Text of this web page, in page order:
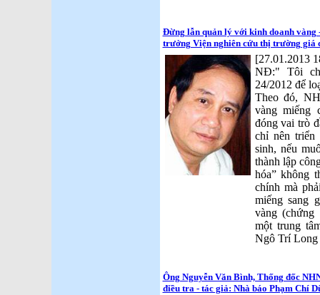
Đừng lẫn quản lý với kinh doanh vàng
trưởng Viện nghiên cứu thị trường giá
[27.01.2013
NĐ:" Tôi
24/2012 để
Theo đó,
vàng miếng
đóng vai trò
chỉ nên triển
sinh, nếu
thành lập
hóa” không
chính mà
miếng sang
vàng
một trung
Ngô Trí Long
Ông Nguyễn Văn Bình, Thống đốc
điều tra - tác giả: Nhà báo Phạm Chí